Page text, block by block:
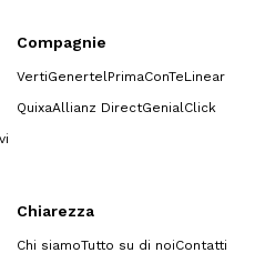
Compagnie
VertiGenertelPrimaConTeLinear
QuixaAllianz DirectGenialClick
Chiarezza
Chi siamoTutto su di noiContatti